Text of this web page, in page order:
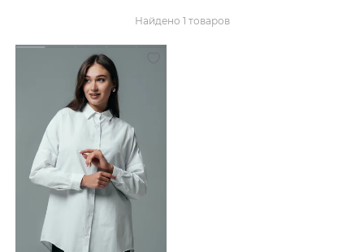
Найдено 1 товаров